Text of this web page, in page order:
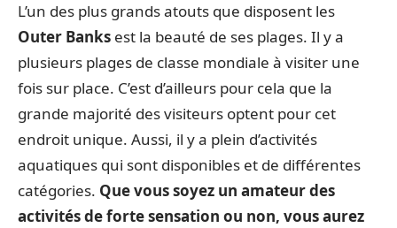
L’un des plus grands atouts que disposent les
Outer Banks est la beauté de ses plages. Il y a
plusieurs plages de classe mondiale à visiter une
fois sur place. C’est d’ailleurs pour cela que la
grande majorité des visiteurs optent pour cet
endroit unique. Aussi, il y a plein d’activités
aquatiques qui sont disponibles et de différentes
catégories. Que vous soyez un amateur des
activités de forte sensation ou non, vous aurez